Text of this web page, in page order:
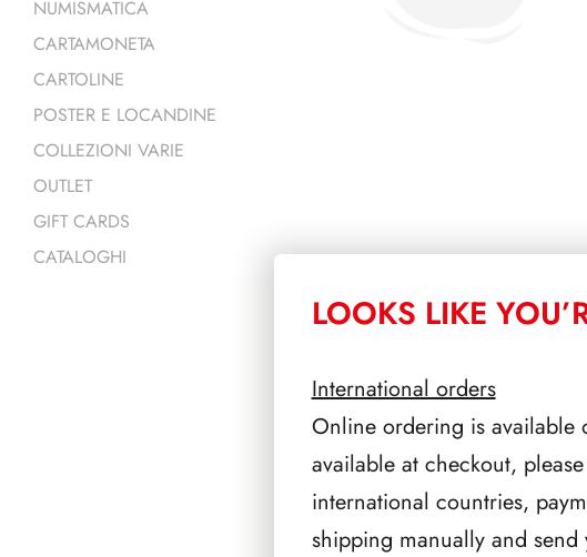
PRODOTTI
NUMISMATICA
CARTAMONETA
CARTOLINE
POSTER E LOCANDINE
COLLEZIONI VARIE
OUTLET
GIFT CARDS
CATALOGHI
LOOKS LIKE
International orders
Online ordering is available
available at checkout,
international countries,
shipping manually and